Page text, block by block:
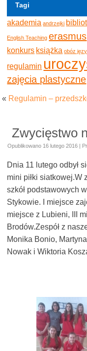
Tagi
akademia andrzejki
English Teaching erasmus
konkurs książka obóz
regulamin
zajęcia plastyczne
« Regulamin –
Zwycięstwo
Opublikowano 16 lutego 2016 |
Dnia 11 lutego odbył
mini piłki siatkowej.W
szkół podstawowych
Stykowie. I miejsce
miejsce z Lubieni, III
Brodów.Zespół z
Monika Bonio,
Nowak i Wiktoria